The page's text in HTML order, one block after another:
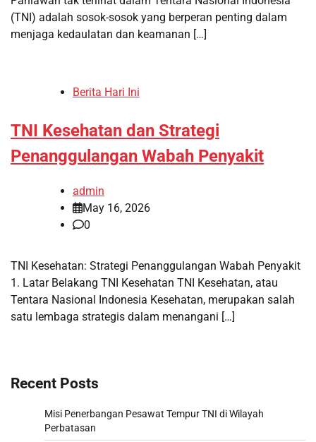
(TNI) adalah sosok-sosok yang berperan penting dalam
menjaga kedaulatan dan keamanan […]
Berita Hari Ini
TNI Kesehatan dan Strategi
Penanggulangan Wabah Penyakit
admin
May 16, 2026
0
TNI Kesehatan: Strategi Penanggulangan Wabah Penyakit
1. Latar Belakang TNI Kesehatan TNI Kesehatan, atau
Tentara Nasional Indonesia Kesehatan, merupakan salah
satu lembaga strategis dalam menangani […]
Recent Posts
Misi Penerbangan Pesawat Tempur TNI di Wilayah
Perbatasan